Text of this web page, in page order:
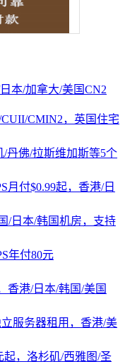
本/加拿大/美国CN2
CMIN2，英国住宅
/丹佛/拉斯维加斯等5个
月付$0.99起，香港/日
/日本/韩国机房，支持
年付80元
香港/日本/韩国/美国
服务器租用，香港/美
起，洛杉矶/西雅图/圣